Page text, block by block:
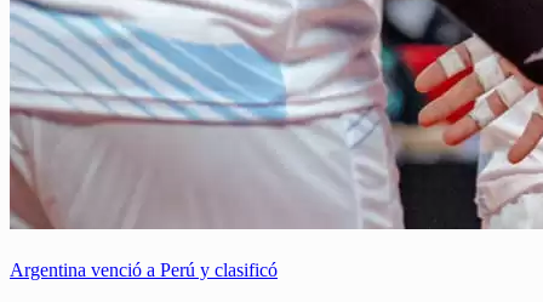
Argentina venció a Perú y clasificó